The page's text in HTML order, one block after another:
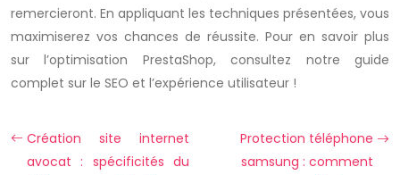
remercieront. En appliquant les techniques présentées, vous
maximiserez vos chances de réussite. Pour en savoir plus
sur l’optimisation PrestaShop, consultez notre guide
complet sur le SEO et l’expérience utilisateur !
Création site internet
avocat : spécificités du
Protection téléphone
samsung : comment